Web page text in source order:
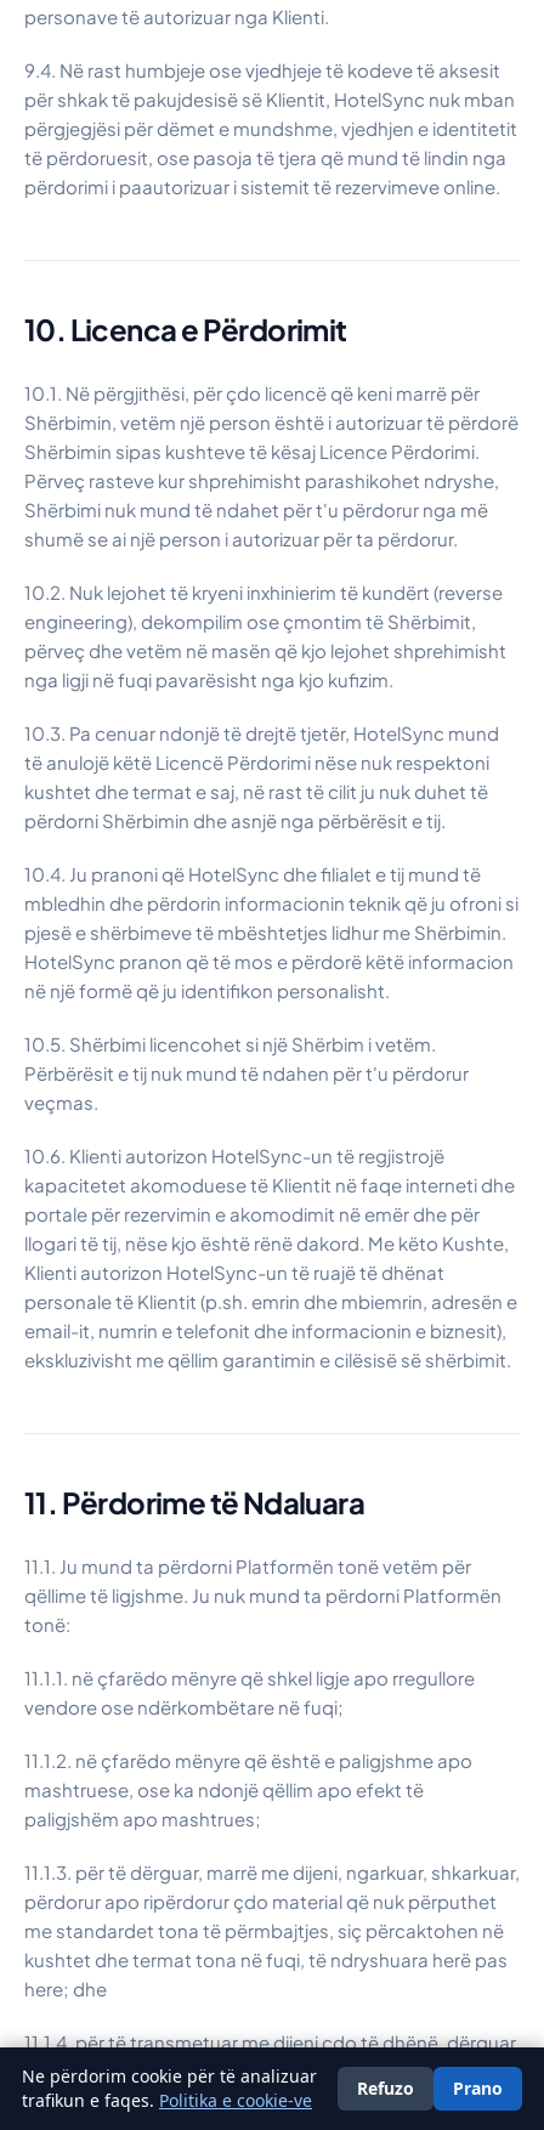
personave të autorizuar nga Klienti.
9.4. Në rast humbjeje ose vjedhjeje të kodeve të aksesit
për shkak të pakujdesisë së Klientit, HotelSync nuk mban
përgjegjësi për dëmet e mundshme, vjedhjen e identitetit
të përdoruesit, ose pasoja të tjera që mund të lindin nga
përdorimi i paautorizuar i sistemit të rezervimeve online.
10. Licenca e Përdorimit
10.1. Në përgjithësi, për çdo licencë që keni marrë për
Shërbimin, vetëm një person është i autorizuar të përdorë
Shërbimin sipas kushteve të kësaj Licence Përdorimi.
Përveç rasteve kur shprehimisht parashikohet ndryshe,
Shërbimi nuk mund të ndahet për t'u përdorur nga më
shumë se ai një person i autorizuar për ta përdorur.
10.2. Nuk lejohet të kryeni inxhinierim të kundërt (reverse
engineering), dekompilim ose çmontim të Shërbimit,
përveç dhe vetëm në masën që kjo lejohet shprehimisht
nga ligji në fuqi pavarësisht nga kjo kufizim.
10.3. Pa cenuar ndonjë të drejtë tjetër, HotelSync mund
të anulojë këtë Licencë Përdorimi nëse nuk respektoni
kushtet dhe termat e saj, në rast të cilit ju nuk duhet të
përdorni Shërbimin dhe asnjë nga përbërësit e tij.
10.4. Ju pranoni që HotelSync dhe filialet e tij mund të
mbledhin dhe përdorin informacionin teknik që ju ofroni si
pjesë e shërbimeve të mbështetjes lidhur me Shërbimin.
HotelSync pranon që të mos e përdorë këtë informacion
në një formë që ju identifikon personalisht.
10.5. Shërbimi licencohet si një Shërbim i vetëm.
Përbërësit e tij nuk mund të ndahen për t'u përdorur
veçmas.
10.6. Klienti autorizon HotelSync-un të regjistrojë
kapacitetet akomoduese të Klientit në faqe interneti dhe
portale për rezervimin e akomodimit në emër dhe për
llogari të tij, nëse kjo është rënë dakord. Me këto Kushte,
Klienti autorizon HotelSync-un të ruajë të dhënat
personale të Klientit (p.sh. emrin dhe mbiemrin, adresën e
email-it, numrin e telefonit dhe informacionin e biznesit),
ekskluzivisht me qëllim garantimin e cilësisë së shërbimit.
11. Përdorime të Ndaluara
11.1. Ju mund ta përdorni Platformën tonë vetëm për
qëllime të ligjshme. Ju nuk mund ta përdorni Platformën
tonë:
11.1.1. në çfarëdo mënyre që shkel ligje apo rregullore
vendore ose ndërkombëtare në fuqi;
11.1.2. në çfarëdo mënyre që është e paligjshme apo
mashtruese, ose ka ndonjë qëllim apo efekt të
paligjshëm apo mashtrues;
11.1.3. për të dërguar, marrë me dijeni, ngarkuar, shkarkuar,
përdorur apo ripërdorur çdo material që nuk përputhet
me standardet tona të përmbajtjes, siç përcaktohen në
kushtet dhe termat tona në fuqi, të ndryshuara herë pas
here; dhe
11.1.4. për të transmetuar me dijeni çdo të dhënë, dërguar
apo ngarkuar çdo material që përmban viruse, kuaj
trojanë, krimba, bomba kohore, regjistrues të tasteve,
Ne përdorim cookie për të analizuar
trafikun e faqes. Politika e cookie-ve
Refuzo Prano
Shqip